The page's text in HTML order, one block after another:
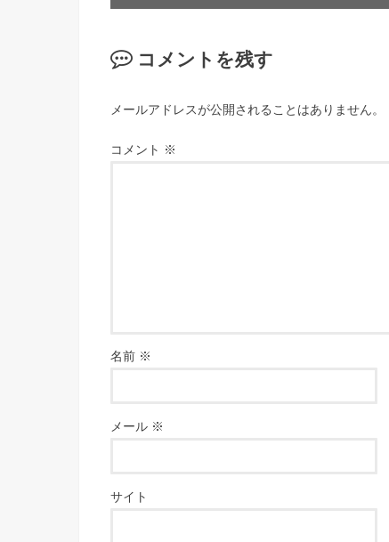
コメントを残す
メールアドレスが公開されることはありません。
コメント ※
名前 ※
メール ※
サイト